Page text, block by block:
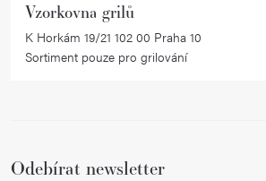
Vzorkovna grilů
K Horkám 19/21 102 00 Praha 10
Sortiment pouze pro grilování
Odebírat newsletter